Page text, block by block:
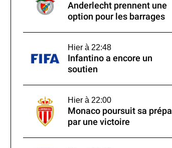
Anderlecht prennent une
option pour les barrages
Hier à 22:48
Infantino a encore un
soutien
Hier à 22:00
Monaco poursuit sa prépa
par une victoire